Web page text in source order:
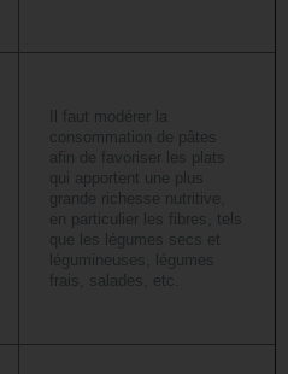
Il faut modérer la
consommation de pâtes
afin de favoriser les plats
qui apportent une plus
grande richesse nutritive,
en particulier les fibres, tels
que les légumes secs et
légumineuses, légumes
frais, salades, etc.